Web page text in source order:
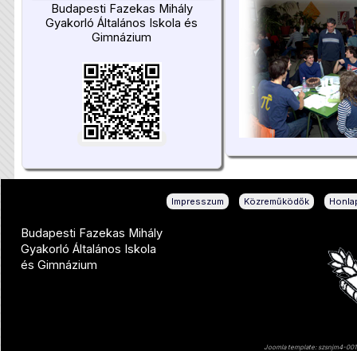
Budapesti Fazekas Mihály
Gyakorló Általános Iskola és
Gimnázium
Impresszum Közreműködők
Budapesti Fazekas Mihály
Gyakorló Általános Iskola
és Gimnázium
Joomla template: szsnjm4-